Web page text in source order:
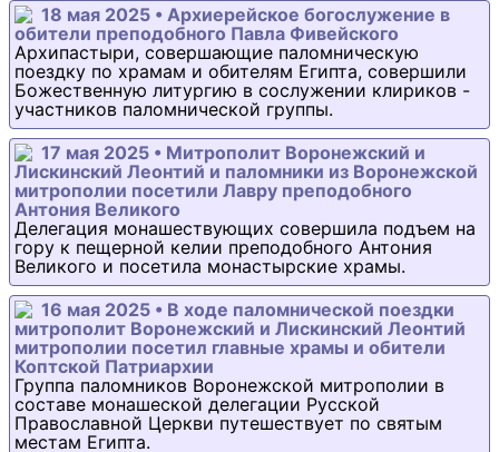
18 мая 2025 • Архиерейское богослужение в
обители преподобного Павла Фивейского
Архипастыри, совершающие паломническую
поездку по храмам и обителям Египта, совершили
Божественную литургию в сослужении клириков -
участников паломнической группы.
17 мая 2025 • Митрополит Воронежский и
Лискинский Леонтий и паломники из Воронежской
митрополии посетили Лавру преподобного
Антония Великого
Делегация монашествующих совершила подъем на
гору к пещерной келии преподобного Антония
Великого и посетила монастырские храмы.
16 мая 2025 • В ходе паломнической поездки
митрополит Воронежский и Лискинский Леонтий
митрополии посетил главные храмы и обители
Коптской Патриархии
Группа паломников Воронежской митрополии в
составе монашеской делегации Русской
Православной Церкви путешествует по святым
местам Египта.